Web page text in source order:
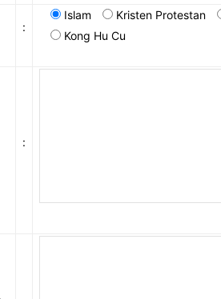
:
Islam Kristen Protestan
Kong Hu Cu
: